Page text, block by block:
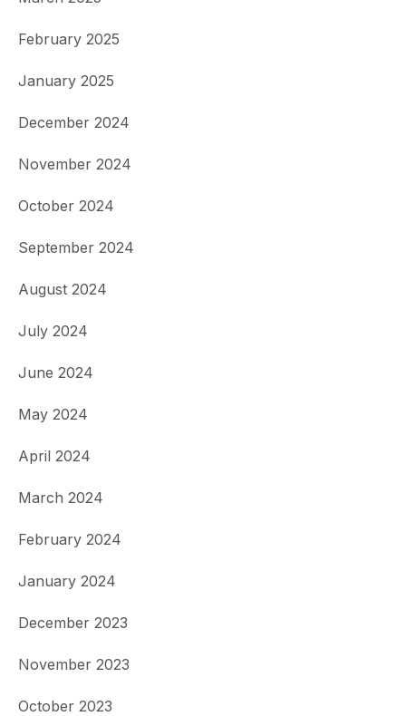
February 2025
January 2025
December 2024
November 2024
October 2024
September 2024
August 2024
July 2024
June 2024
May 2024
April 2024
March 2024
February 2024
January 2024
December 2023
November 2023
October 2023